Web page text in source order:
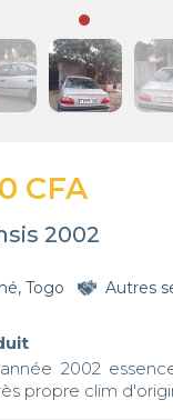
CFA
2002
Togo Autres
2002
propre clim